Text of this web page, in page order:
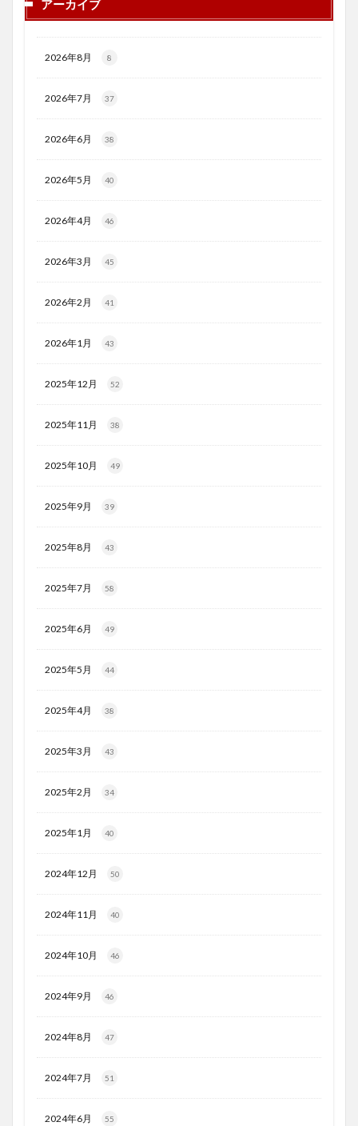
アーカイブ
2026年8月 8
2026年7月 37
2026年6月 38
2026年5月 40
2026年4月 46
2026年3月 45
2026年2月 41
2026年1月 43
2025年12月 52
2025年11月 38
2025年10月 49
2025年9月 39
2025年8月 43
2025年7月 58
2025年6月 49
2025年5月 44
2025年4月 38
2025年3月 43
2025年2月 34
2025年1月 40
2024年12月 50
2024年11月 40
2024年10月 46
2024年9月 46
2024年8月 47
2024年7月 51
2024年6月 55